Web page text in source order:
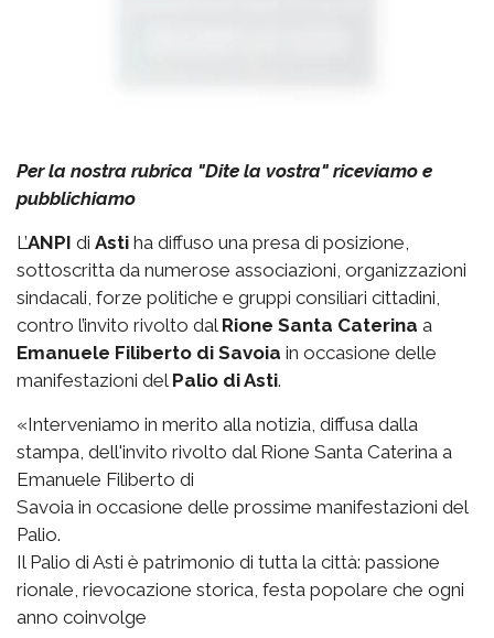
Per la nostra rubrica "Dite la vostra" riceviamo e
pubblichiamo
L’ANPI di Asti ha diffuso una presa di posizione,
sottoscritta da numerose associazioni, organizzazioni
sindacali, forze politiche e gruppi consiliari cittadini,
contro l’invito rivolto dal Rione Santa Caterina a
Emanuele Filiberto di Savoia in occasione delle
manifestazioni del Palio di Asti.
«Interveniamo in merito alla notizia, diffusa dalla
stampa, dell'invito rivolto dal Rione Santa Caterina a
Emanuele Filiberto di
Savoia in occasione delle prossime manifestazioni del
Palio.
Il Palio di Asti è patrimonio di tutta la città: passione
rionale, rievocazione storica, festa popolare che ogni
anno coinvolge